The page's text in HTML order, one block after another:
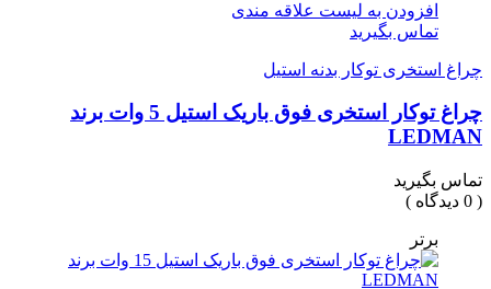
افزودن به لیست علاقه مندی
تماس بگیرید
چراغ استخری توکار بدنه استیل
چراغ توکار استخری فوق باریک استیل 5 وات برند
LEDMAN
تماس بگیرید
( 0 دیدگاه )
برتر